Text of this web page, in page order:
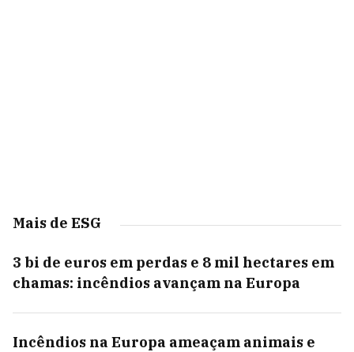
Mais de ESG
3 bi de euros em perdas e 8 mil hectares em
chamas: incêndios avançam na Europa
Incêndios na Europa ameaçam animais e